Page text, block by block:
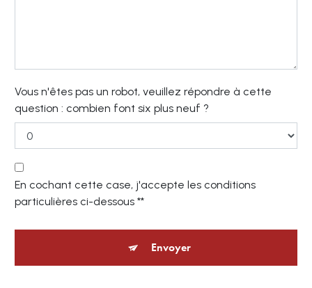
Vous n'êtes pas un robot, veuillez répondre à cette
question : combien font six plus neuf ?
En cochant cette case, j'accepte les conditions
particulières ci-dessous **
Envoyer